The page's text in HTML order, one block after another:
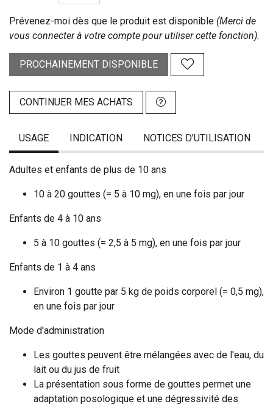
Prévenez-moi dès que le produit est disponible (Merci de
vous connecter à votre compte pour utiliser cette fonction).
PROCHAINEMENT DISPONIBLE
CONTINUER MES ACHATS
USAGE INDICATION NOTICES D’UTILISATION
Adultes et enfants de plus de 10 ans
10 à 20 gouttes (= 5 à 10 mg), en une fois par jour
Enfants de 4 à 10 ans
5 à 10 gouttes (= 2,5 à 5 mg), en une fois par jour
Enfants de 1 à 4 ans
Environ 1 goutte par 5 kg de poids corporel (= 0,5 mg),
en une fois par jour
Mode d'administration
Les gouttes peuvent être mélangées avec de l'eau, du
lait ou du jus de fruit
La présentation sous forme de gouttes permet une
adaptation posologique et une dégressivité des